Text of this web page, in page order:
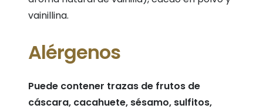
vainillina.
Alérgenos
Puede contener trazas de frutos de
cáscara, cacahuete, sésamo, sulfitos,